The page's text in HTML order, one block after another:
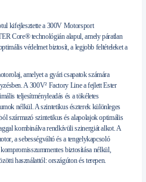
kifejlesztette a 300V Motorsport
Core® technológián alapul, amely páratlan
védelmet biztosít, a legjobb feltételeket a
amelyet a gyári csapatok számára
A 300V² Factory Line a fejlett Ester
teljesítményleadás és a tökéletes
nélkül. A szintetikus észterek különleges
származó szintetikus és alapolajok optimális
kombinálva rendkívüli szinergiát alkot. A
a sebességváltó és a tengelykapcsoló
biztosítása nélkül,
használattól: országúton és terepen.